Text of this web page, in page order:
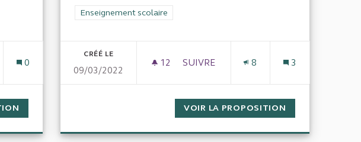
PRÉJUDICE MORAL (DOMAINE DE LA SANTÉ)
0
INDEMNISATION D'UN PRÉJUDICE MORAL (DOMAINE DE LA SANTÉ)
Filtrer les résultats de la catégorie : Enseignement scolaire
Enseignement scolaire
CRÉÉ LE
09/03/2022
12 12 ABONNÉS
SUIVRE
8 3
VOIR LA PROPOSITION